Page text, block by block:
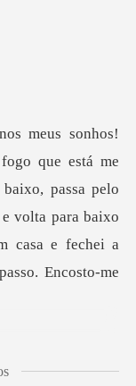
0
passa pelo
volta para baixo